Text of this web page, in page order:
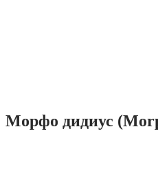
Морфо дидиус